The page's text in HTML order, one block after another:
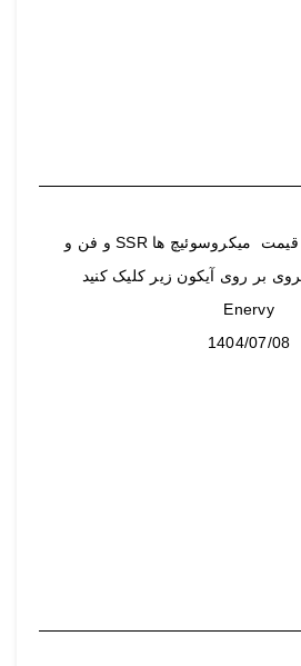
جهت دریافت لیست قیمت میکروسوئیچ ها SSR و فن و
بر روی آیکون زیر کلیک کنید
Enervy
1404/07/08